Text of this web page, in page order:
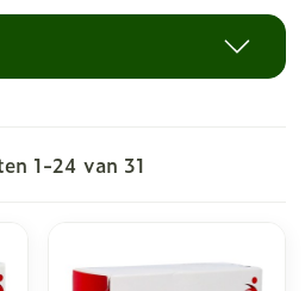
1-24 van 31